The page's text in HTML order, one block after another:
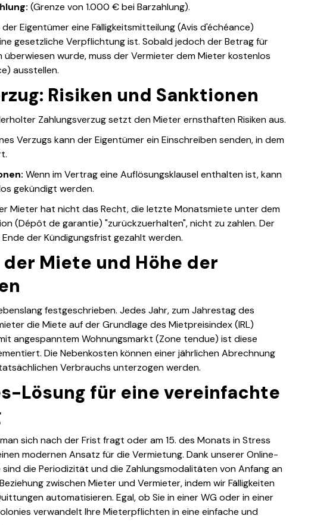
(Grenze von 1.000 € bei Barzahlung).
Eigentümer eine Fälligkeitsmitteilung (Avis d'échéance)
gesetzliche Verpflichtung ist. Sobald jedoch der Betrag für
wurde, muss der Vermieter dem Mieter kostenlos
ausstellen.
Risiken und Sanktionen
Zahlungsverzug setzt den Mieter ernsthaften Risiken aus.
Verzugs kann der Eigentümer ein Einschreiben senden, in dem
Wenn im Vertrag eine Auflösungsklausel enthalten ist, kann
gekündigt werden.
Mieter hat nicht das Recht, die letzte Monatsmiete unter dem
(Dépôt de garantie) "zurückzuerhalten", nicht zu zahlen. Der
der Kündigungsfrist gezahlt werden.
Miete und Höhe der
festgeschrieben. Jedes Jahr, zum Jahrestag des
die Miete auf der Grundlage des Mietpreisindex (IRL)
angespanntem Wohnungsmarkt (Zone tendue) ist diese
Die Nebenkosten können einer jährlichen Abrechnung
Verbrauchs unterzogen werden.
Lösung für eine vereinfachte
sich nach der Frist fragt oder am 15. des Monats in Stress
modernen Ansatz für die Vermietung. Dank unserer Online-
die Periodizität und die Zahlungsmodalitäten von Anfang an
zwischen Mieter und Vermieter, indem wir Fälligkeiten
automatisieren. Egal, ob Sie in einer WG oder in einer
verwandelt Ihre Mieterpflichten in eine einfache und